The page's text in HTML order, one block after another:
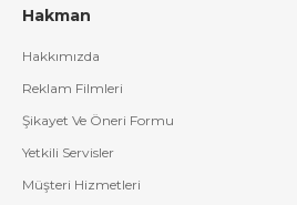
Hakman
Hakkımızda
Reklam Filmleri
Şikayet Ve Öneri Formu
Yetkili Servisler
Müşteri Hizmetleri